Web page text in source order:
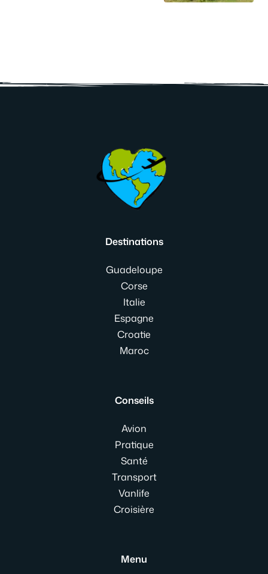
Destinations
Guadeloupe
Corse
Italie
Espagne
Croatie
Maroc
Conseils
Avion
Pratique
Santé
Transport
Vanlife
Croisière
Menu